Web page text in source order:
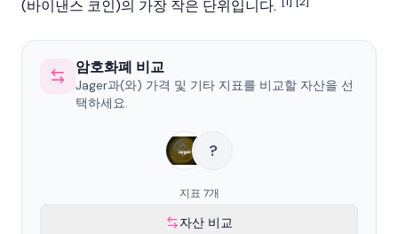
(바이낸스 코인)의 가장 작은 단위입니다.
암호화폐 비교
Jager과(와) 가격 및 기타 지표를 비교할 자산을 선
택하세요.
?
지표 7개
자산 비교